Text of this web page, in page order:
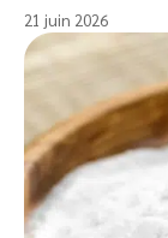
21 juin 2026